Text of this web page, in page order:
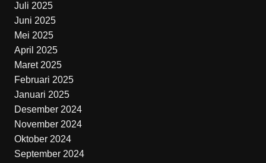
Juli 2025
Juni 2025
Mei 2025
April 2025
Maret 2025
Februari 2025
Januari 2025
Desember 2024
November 2024
Oktober 2024
September 2024